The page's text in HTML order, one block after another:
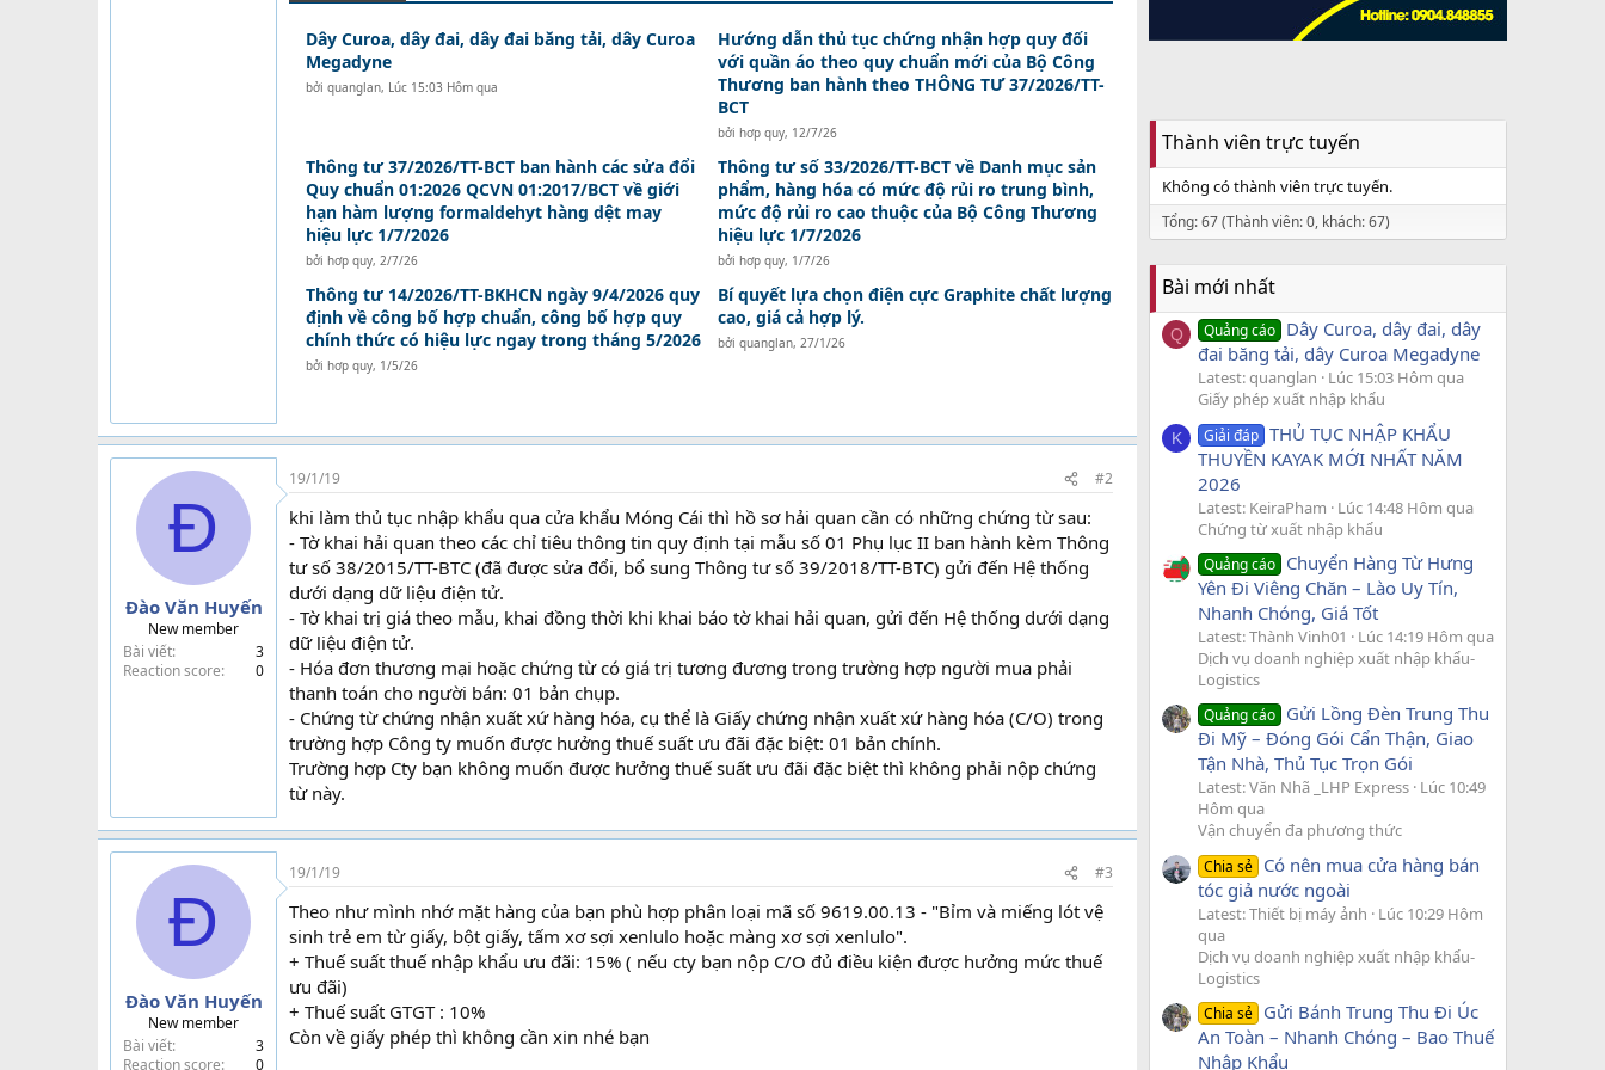
Dây Curoa, dây đai, dây đai băng tải, dây Curoa
Megadyne
bởi quanglan, Lúc 15:03 Hôm qua
Hướng dẫn thủ tục chứng nhận hợp quy đối
với quần áo theo quy chuẩn mới của Bộ Công
Thương ban hành theo THÔNG TƯ 37/2026/TT-
BCT
bởi hơp quy, 12/7/26
Thông tư 37/2026/TT-BCT ban hành các sửa đổi
Quy chuẩn 01:2026 QCVN 01:2017/BCT về giới
hạn hàm lượng formaldehyt hàng dệt may
hiệu lực 1/7/2026
bởi hơp quy, 2/7/26
Thông tư số 33/2026/TT-BCT về Danh mục sản
phẩm, hàng hóa có mức độ rủi ro trung bình,
mức độ rủi ro cao thuộc của Bộ Công Thương
hiệu lực 1/7/2026
bởi hơp quy, 1/7/26
Thông tư 14/2026/TT-BKHCN ngày 9/4/2026 quy
định về công bố hợp chuẩn, công bố hợp quy
chính thức có hiệu lực ngay trong tháng 5/2026
bởi hơp quy, 1/5/26
Bí quyết lựa chọn điện cực Graphite chất lượng
cao, giá cả hợp lý.
bởi quanglan, 27/1/26
Đ
Đào Văn Huyến
New member
Bài viết
3
Reaction score
0
19/1/19 #2
khi làm thủ tục nhập khẩu qua cửa khẩu Móng Cái thì hồ sơ hải quan cần có những chứng từ sau:
- Tờ khai hải quan theo các chỉ tiêu thông tin quy định tại mẫu số 01 Phụ lục II ban hành kèm Thông
tư số 38/2015/TT-BTC (đã được sửa đổi, bổ sung Thông tư số 39/2018/TT-BTC) gửi đến Hệ thống
dưới dạng dữ liệu điện tử.
- Tờ khai trị giá theo mẫu, khai đồng thời khi khai báo tờ khai hải quan, gửi đến Hệ thống dưới dạng
dữ liệu điện tử.
- Hóa đơn thương mại hoặc chứng từ có giá trị tương đương trong trường hợp người mua phải
thanh toán cho người bán: 01 bản chụp.
- Chứng từ chứng nhận xuất xứ hàng hóa, cụ thể là Giấy chứng nhận xuất xứ hàng hóa (C/O) trong
trường hợp Công ty muốn được hưởng thuế suất ưu đãi đặc biệt: 01 bản chính.
Trường hợp Cty bạn không muốn được hưởng thuế suất ưu đãi đặc biệt thì không phải nộp chứng
từ này.
Đ
Đào Văn Huyến
New member
Bài viết
3
Reaction score
0
19/1/19 #3
Theo như mình nhớ mặt hàng của bạn phù hợp phân loại mã số 9619.00.13 - "Bỉm và miếng lót vệ
sinh trẻ em từ giấy, bột giấy, tấm xơ sợi xenlulo hoặc màng xơ sợi xenlulo".
+ Thuế suất thuế nhập khẩu ưu đãi: 15% ( nếu cty bạn nộp C/O đủ điều kiện được hưởng mức thuế
ưu đãi)
+ Thuế suất GTGT : 10%
Còn về giấy phép thì không cần xin nhé bạn
Thành viên trực tuyến
Không có thành viên trực tuyến.
Tổng: 67 (Thành viên: 0, khách: 67)
Bài mới nhất
Q Quảng cáo Dây Curoa, dây đai, dây
đai băng tải, dây Curoa Megadyne
Latest: quanglan
Lúc 15:03 Hôm qua
Giấy phép xuất nhập khẩu
K Giải đáp THỦ TỤC NHẬP KHẨU
THUYỀN KAYAK MỚI NHẤT NĂM
2026
Latest: KeiraPham
Lúc 14:48 Hôm qua
Chứng từ xuất nhập khẩu
Quảng cáo Chuyển Hàng Từ Hưng
Yên Đi Viêng Chăn – Lào Uy Tín,
Nhanh Chóng, Giá Tốt
Latest: Thành Vinh01
Lúc 14:19 Hôm qua
Dịch vụ doanh nghiệp xuất nhập khẩu-
Logistics
Quảng cáo Gửi Lồng Đèn Trung Thu
Đi Mỹ – Đóng Gói Cẩn Thận, Giao
Tận Nhà, Thủ Tục Trọn Gói
Latest: Văn Nhã _LHP Express Lúc 10:49
Hôm qua
Vận chuyển đa phương thức
Chia sẻ Có nên mua cửa hàng bán
tóc giả nước ngoài
Latest: Thiết bị máy ảnh
Lúc 10:29 Hôm
qua
Dịch vụ doanh nghiệp xuất nhập khẩu-
Logistics
Chia sẻ Gửi Bánh Trung Thu Đi Úc
An Toàn – Nhanh Chóng – Bao Thuế
Nhập Khẩu